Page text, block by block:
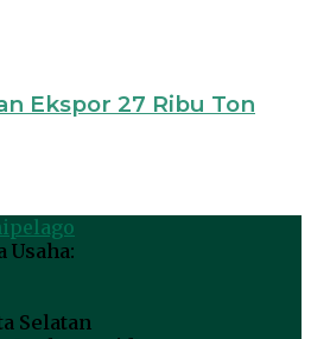
Ekspor 27 Ribu Ton
Usaha:
Selatan